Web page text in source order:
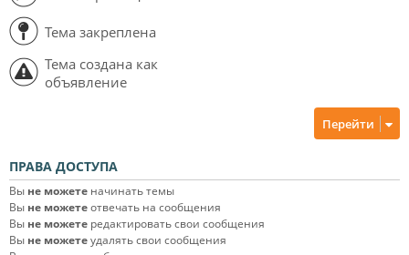
Тема закреплена
Тема создана как
объявление
Перейти
ПРАВА ДОСТУПА
Вы не можете начинать темы
Вы не можетеотвечать на сообщения
Вы не можете редактировать свои сообщения
Вы не можетеудалять свои сообщения